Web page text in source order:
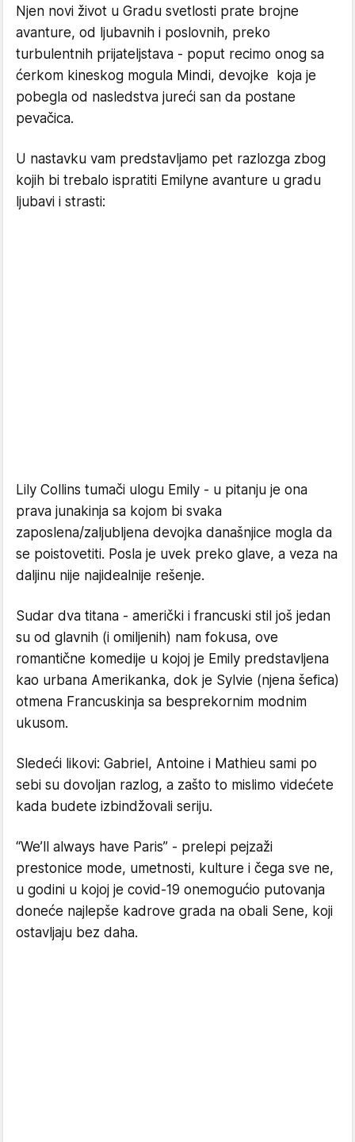
Njen novi život u Gradu svetlosti prate brojne
avanture, od ljubavnih i poslovnih, preko
turbulentnih prijateljstava - poput recimo onog sa
ćerkom kineskog mogula Mindi, devojke koja je
pobegla od nasledstva jureći san da postane
pevačica.
U nastavku vam predstavljamo pet razlozga zbog
kojih bi trebalo ispratiti Emilyne avanture u gradu
ljubavi i strasti:
Lily Collins tumači ulogu Emily - u pitanju je ona
prava junakinja sa kojom bi svaka
zaposlena/zaljubljena devojka današnjice mogla da
se poistovetiti. Posla je uvek preko glave, a veza na
daljinu nije najidealnije rešenje.
Sudar dva titana - američki i francuski stil još jedan
su od glavnih (i omiljenih) nam fokusa, ove
romantične komedije u kojoj je Emily predstavljena
kao urbana Amerikanka, dok je Sylvie (njena šefica)
otmena Francuskinja sa besprekornim modnim
ukusom.
Sledeći likovi: Gabriel, Antoine i Mathieu sami po
sebi su dovoljan razlog, a zašto to mislimo videćete
kada budete izbindžovali seriju.
“We’ll always have Paris” - prelepi pejzaži
prestonice mode, umetnosti, kulture i čega sve ne,
u godini u kojoj je covid-19 onemogućio putovanja
doneće najlepše kadrove grada na obali Sene, koji
ostavljaju bez daha.